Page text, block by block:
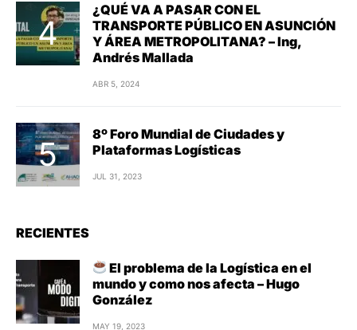
¿QUÉ VA A PASAR CON EL
TRANSPORTE PÚBLICO EN ASUNCIÓN
Y ÁREA METROPOLITANA? – Ing,
Andrés Mallada
ABR 5, 2024
8º Foro Mundial de Ciudades y
Plataformas Logísticas
JUL 31, 2023
RECIENTES
El problema de la Logística en el
mundo y como nos afecta – Hugo
González
MAY 19, 2023